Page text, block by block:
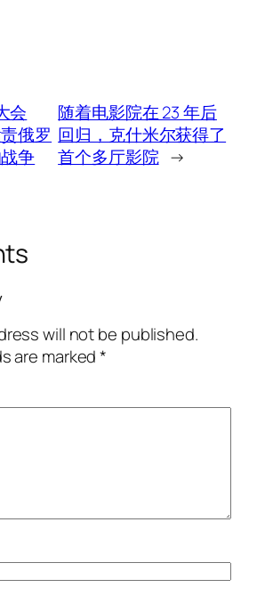
会
俄罗
争
随着电影院在 23 年后
回归，克什米尔获得了
首个多厅影院 →
will not be published.
are marked*